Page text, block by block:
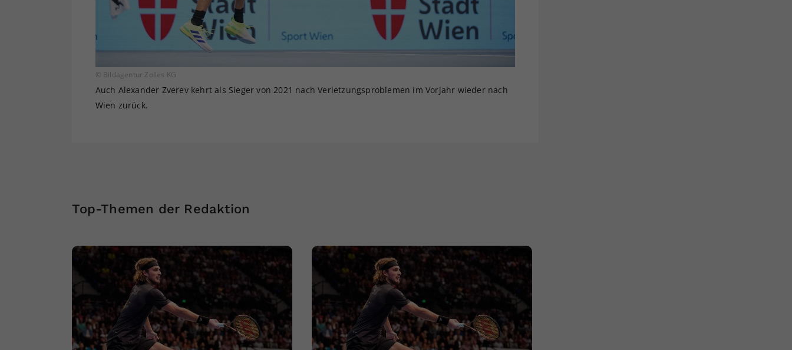
© Bildagentur Zolles KG
Auch Alexander Zverev kehrt als Sieger von 2021 nach Verletzungsproblemen im Vorjahr wieder nach
Wien zurück.
Top-Themen der Redaktion